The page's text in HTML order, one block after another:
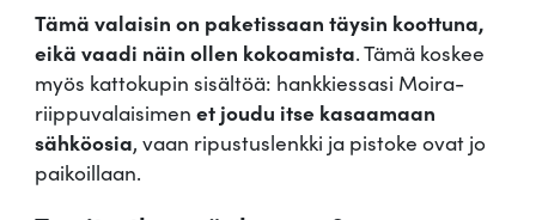
Tämä valaisin on paketissaan täysin koottuna,
eikä vaadi näin ollen kokoamista. Tämä koskee
myös kattokupin sisältöä: hankkiessasi Moira-
riippuvalaisimen et joudu itse kasaamaan
sähköosia, vaan ripustuslenkki ja pistoke ovat jo
paikoillaan.